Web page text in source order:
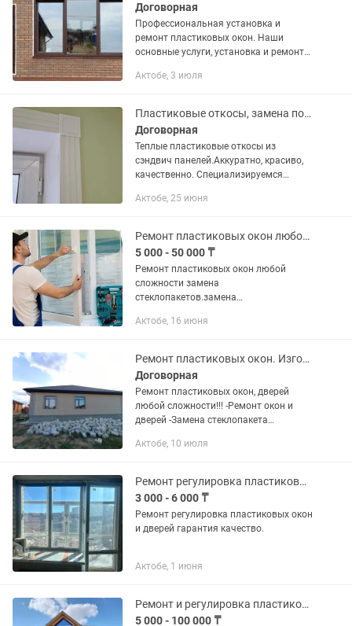
Договорная
Профессиональная установка и
ремонт пластиковых окон. Наши
основные услуги, установка и ремонт
квартирах, загородных домах и
Актобе, 3 июля
Пластиковые откосы, замена подоконников, ремонт окон
Договорная
Теплые пластиковые откосы из
сэндвич панелей.Аккуратно, красиво,
качественно. Специализируемся
желанию клиента меняем
на замер...
Актобе, 25 июня
Ремонт пластиковых окон любой сложности
5 000 - 50 000 ₸
Ремонт пластиковых окон любой
сложности замена
стеклопакетов.замена
замков.качественно быстро стаж 20
Актобе, 16 июня
Ремонт пластиковых окон. Изготовление москитных сеток
Договорная
Ремонт пластиковых окон, дверей
любой сложности!!! -Ремонт окон и
дверей -Замена стеклопакета
уплотнителя ( резина) -Замена или
Актобе, 10 июля
Ремонт регулировка пластиковых окон и дверей
3 000 - 6 000 ₸
Ремонт регулировка пластиковых окон
и дверей гарантия качество.
Актобе, 1 июня
Ремонт и регулировка пластиковых окон и дверей
5 000 - 100 000 ₸